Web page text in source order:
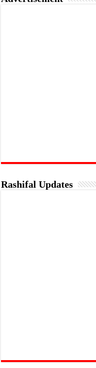
Rashifal Updates